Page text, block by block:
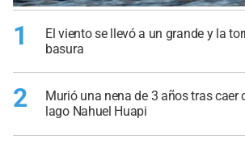
1
El viento se llevó a un grande y la
basura
2
Murió una nena de 3 años tras caer
lago Nahuel Huapi